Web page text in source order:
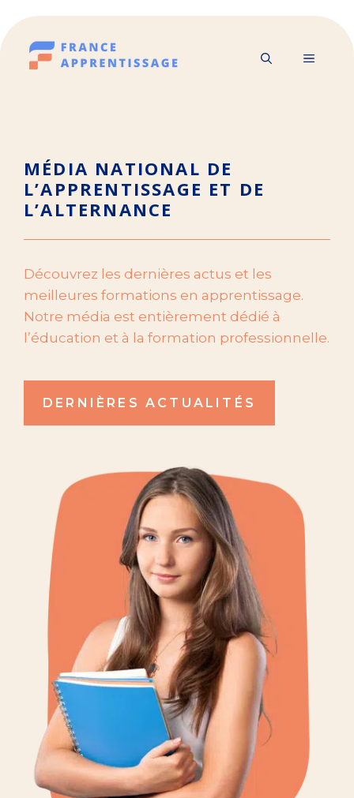
au
contenu
MENU
MÉDIA NATIONAL DE
L’APPRENTISSAGE ET DE
L’ALTERNANCE
Découvrez les dernières actus et les
meilleures formations en apprentissage.
Notre média est entièrement dédié à
l’éducation et à la formation professionnelle.
DERNIÈRES ACTUALITÉS